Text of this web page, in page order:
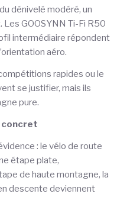
dénivelé modéré, un
GOOSYNN Ti-Fi R50
intermédiaire répondent
aéro.
rapides ou le
se justifier, mais ils
pure.
concret
: le vélo de route
étape plate,
de haute montagne, la
descente deviennent